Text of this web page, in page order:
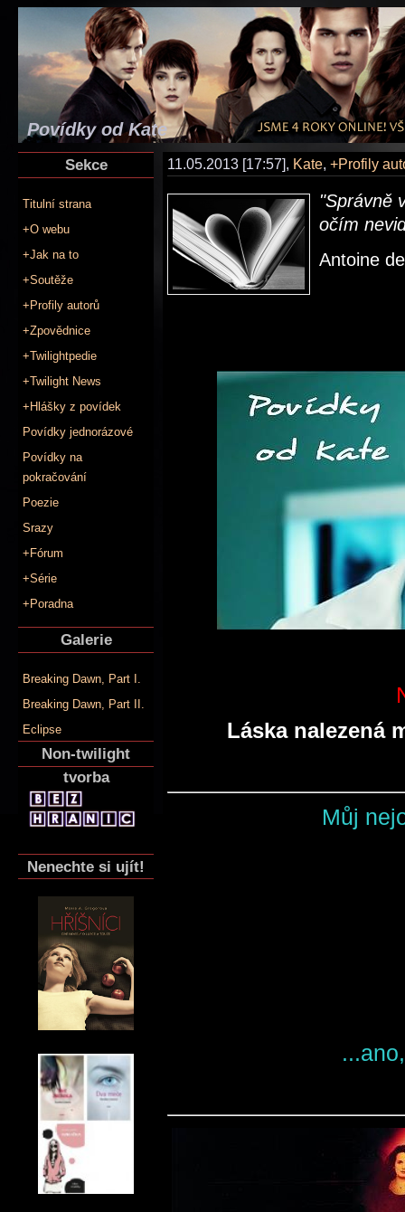
Povídky od Kate
Sekce
Titulní strana
+O webu
+Jak na to
+Soutěže
+Profily autorů
+Zpovědnice
+Twilightpedie
+Twilight News
+Hlášky z povídek
Povídky jednorázové
Povídky na
pokračování
Poezie
Srazy
+Fórum
+Série
+Poradna
Galerie
Breaking Dawn, Part I.
Breaking Dawn, Part II.
Eclipse
Non-twilight
tvorba
Nenechte si ujít!
11.05.2013 [17:57], Kate, +Profily
"Správně
očím
Antoine
Láska nalezená
Můj